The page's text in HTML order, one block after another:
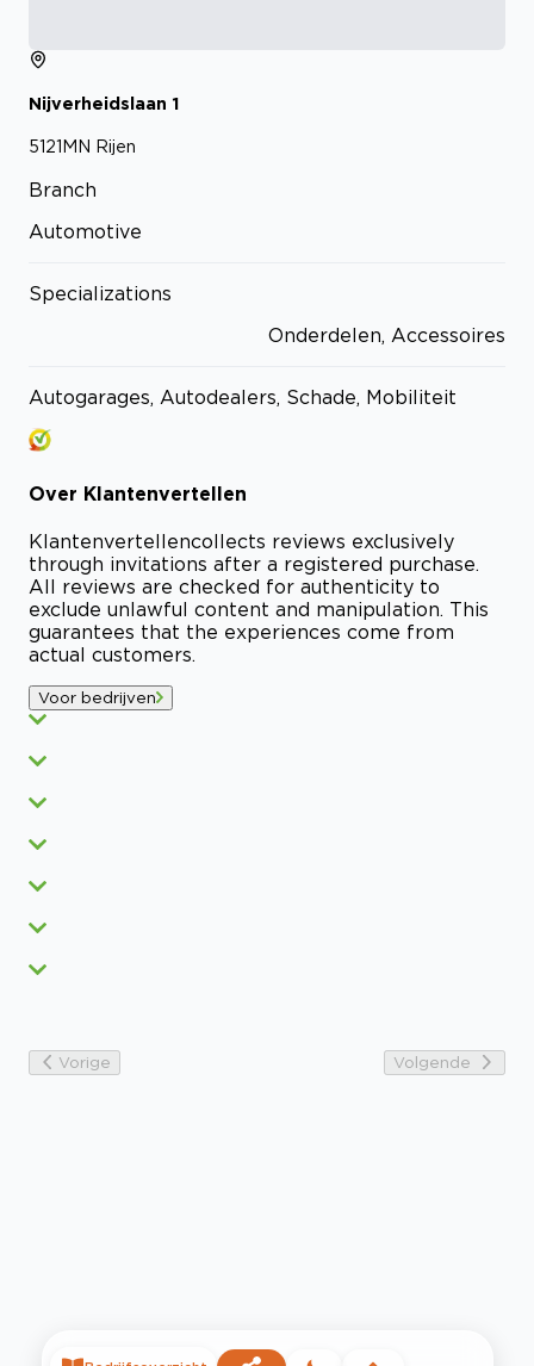
Nijverheidslaan 1
5121MN Rijen
Branch
Automotive
Specializations
Onderdelen, Accessoires
Autogarages, Autodealers, Schade, Mobiliteit
Over Klantenvertellen
Klantenvertellencollects reviews exclusively
through invitations after a registered purchase.
All reviews are checked for authenticity to
exclude unlawful content and manipulation. This
guarantees that the experiences come from
actual customers.
Voor bedrijven
Vorige Volgende